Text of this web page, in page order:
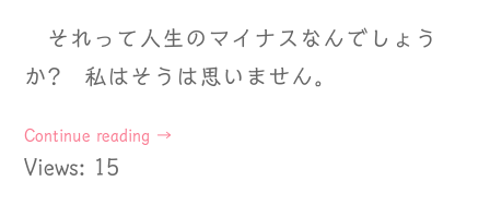
それって人生のマイナスなんでしょう
か? 私はそうは思いません。
Continue reading →
Views: 15